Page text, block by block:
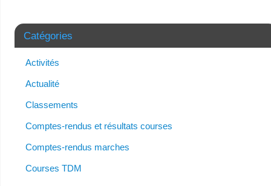
Catégories
Activités
Actualité
Classements
Comptes-rendus et résultats courses
Comptes-rendus marches
Courses TDM